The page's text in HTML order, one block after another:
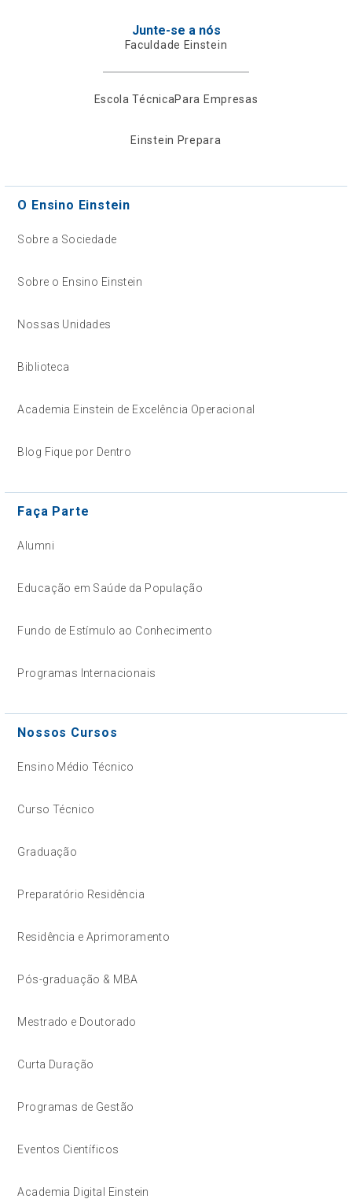
Junte-se a nós
Faculdade Einstein
Escola TécnicaPara Empresas
Einstein Prepara
O Ensino Einstein
Sobre a Sociedade
Sobre o Ensino Einstein
Nossas Unidades
Biblioteca
Academia Einstein de Excelência Operacional
Blog Fique por Dentro
Faça Parte
Alumni
Educação em Saúde da População
Fundo de Estímulo ao Conhecimento
Programas Internacionais
Nossos Cursos
Ensino Médio Técnico
Curso Técnico
Graduação
Preparatório Residência
Residência e Aprimoramento
Pós-graduação & MBA
Mestrado e Doutorado
Curta Duração
Programas de Gestão
Eventos Científicos
Academia Digital Einstein